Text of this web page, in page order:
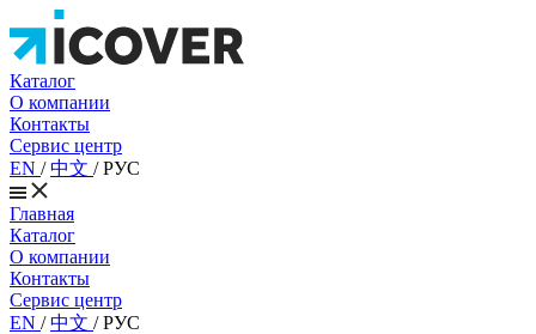
Каталог
О компании
Контакты
Сервис центр
EN /中文 /РУС
Главная
Каталог
О компании
Контакты
Сервис центр
EN /中文 /РУС